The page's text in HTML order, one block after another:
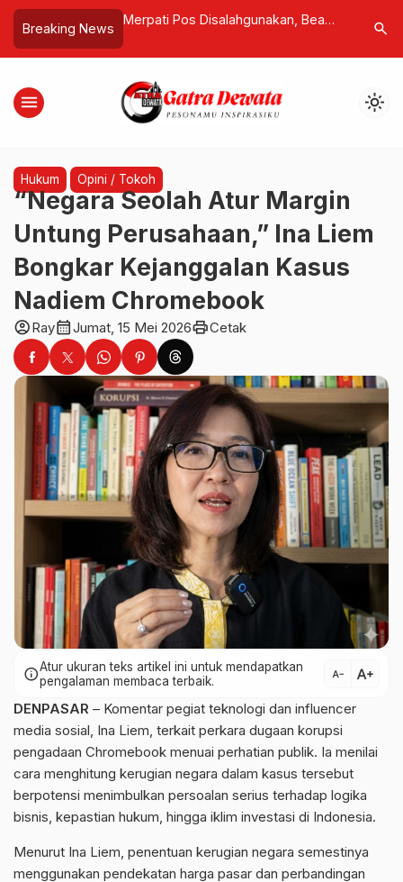
Breaking News
Konferensi
Sahara Maroko
Merpati Pos Disalahgunakan, Bea
Penyelundupan Ratusan Pil Ekstasi
Pria
Sendiri
search
menu light_mode
Hukum Opini / Tokoh
“Negara Seolah Atur Margin
Untung Perusahaan,” Ina Liem
Bongkar Kejanggalan Kasus
Nadiem Chromebook
account_circleRaycalendar_monthJumat, 15 Mei 2026printCetak
infoAtur ukuran teks artikel ini untuk mendapatkan
pengalaman membaca terbaik.
text_decrease text_increase
DENPASAR – Komentar pegiat teknologi dan influencer
media sosial, Ina Liem, terkait perkara dugaan korupsi
pengadaan Chromebook menuai perhatian publik. Ia menilai
cara menghitung kerugian negara dalam kasus tersebut
berpotensi menimbulkan persoalan serius terhadap logika
bisnis, kepastian hukum, hingga iklim investasi di Indonesia.
Menurut Ina Liem, penentuan kerugian negara semestinya
menggunakan pendekatan harga pasar dan perbandingan